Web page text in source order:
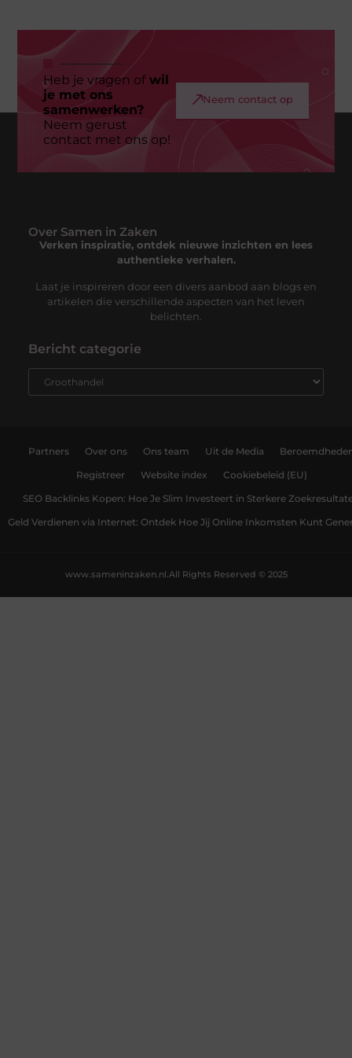
Heb je vragen ofwil
je met ons
samenwerken?
Neem gerust
contact met ons op!
Neem contact op
Over Samen in Zaken
Verken inspiratie, ontdek nieuwe inzichten en lees
authentieke verhalen.
Laat je inspireren door een divers aanbod aan blogs en
artikelen die verschillende aspecten van het leven
belichten.
Bericht categorie
Partners Over ons Ons team Uit de Media
Registreer Website index Cookiebeleid (EU)
SEO Backlinks Kopen: Hoe Je Slim Investeert in Sterkere
Geld Verdienen via Internet: Ontdek Hoe Jij Online Inkomsten Kunt
All Rights Reserved © 2025
www.sameninzaken.nl.